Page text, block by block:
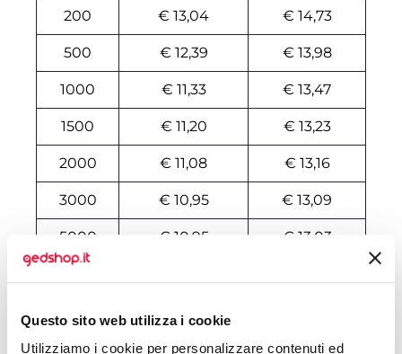
Questo sito web utilizza i cookie
Utilizziamo i cookie per personalizzare contenuti ed
200 € 13,04 € 14,73
500 € 12,39 € 13,98
1000 € 11,33 € 13,47
1500 € 11,20 € 13,23
2000 € 11,08 € 13,16
3000 € 10,95 € 13,09
5000 € 10,95 € 13,03
Tecniche di stampa